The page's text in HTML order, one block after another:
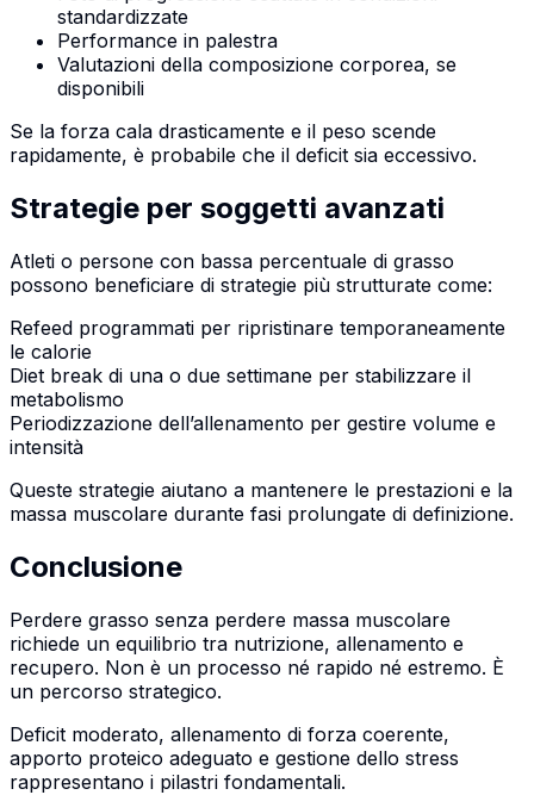
standardizzate
Performance in palestra
Valutazioni della composizione corporea, se
disponibili
Se la forza cala drasticamente e il peso scende
rapidamente, è probabile che il deficit sia eccessivo.
Strategie per soggetti avanzati
Atleti o persone con bassa percentuale di grasso
possono beneficiare di strategie più strutturate come:
Refeed programmati per ripristinare temporaneamente
le calorie
Diet break di una o due settimane per stabilizzare il
metabolismo
Periodizzazione dell’allenamento per gestire volume e
intensità
Queste strategie aiutano a mantenere le prestazioni e la
massa muscolare durante fasi prolungate di definizione.
Conclusione
Perdere grasso senza perdere massa muscolare
richiede un equilibrio tra nutrizione, allenamento e
recupero. Non è un processo né rapido né estremo. È
un percorso strategico.
Deficit moderato, allenamento di forza coerente,
apporto proteico adeguato e gestione dello stress
rappresentano i pilastri fondamentali.